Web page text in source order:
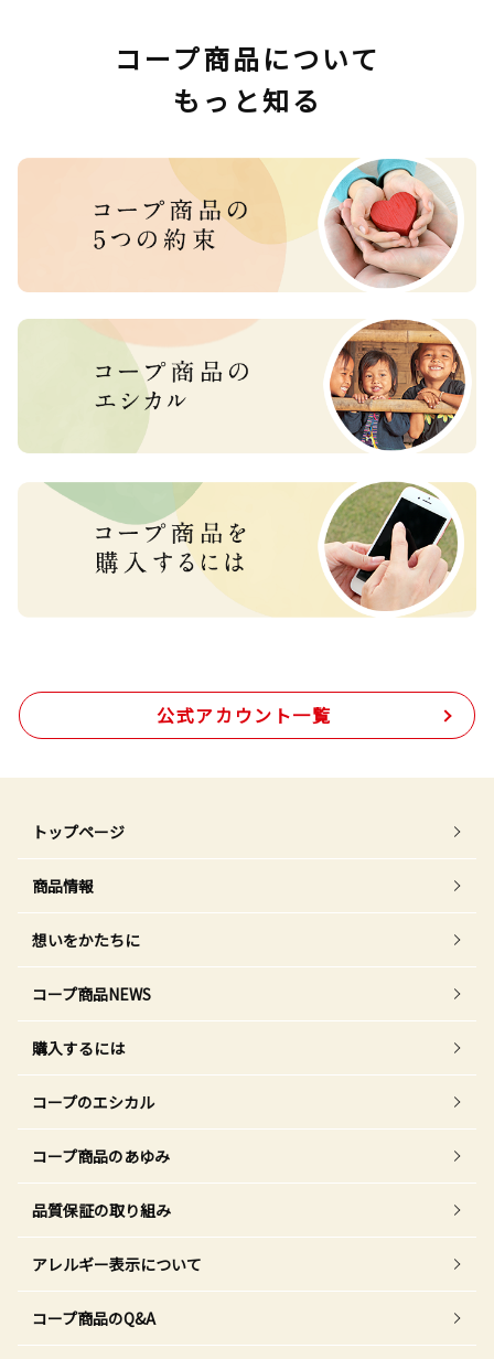
コープ商品について
もっと知る
公式アカウント一覧
トップページ
商品情報
想いをかたちに
コープ商品NEWS
購入するには
コープのエシカル
コープ商品のあゆみ
品質保証の取り組み
アレルギー表示について
コープ商品のQ&A